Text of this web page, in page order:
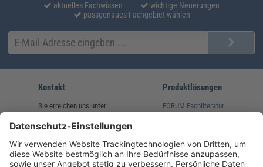
aktuelles Fachwissen
wichtige Neuerungen
passgenaues Fachgebiet wählen
Kontakt
Sie erreichen uns unter:
(08233) 38 11 23
service@forum-verlag.com
Produktlösungen
FORUM Fachliteratur